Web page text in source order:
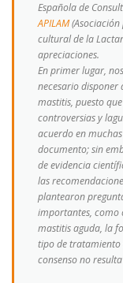
Española de
APILAM(Asociación
cultural de la
apreciaciones.
En primer lugar,
necesario disponer
mastitis, puesto
controversias y
acuerdo en
documento; sin
de evidencia
las
plantearon
importantes, como
mastitis aguda, la
tipo de
consenso no